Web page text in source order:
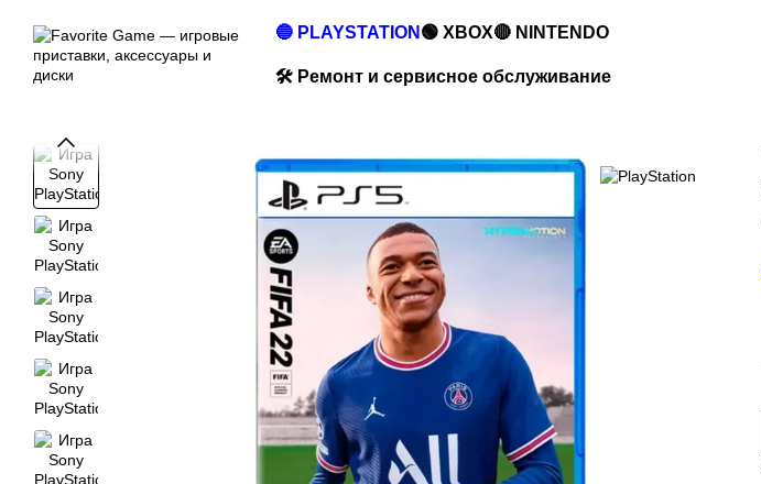
🔵 PLAYSTATION 🟢 XBOX🔴 NINTENDO
🛠️ Ремонт и сервисное обслуживание